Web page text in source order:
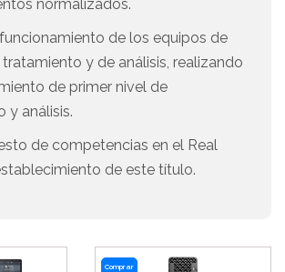
normalizados.
de los equipos de
y de análisis, realizando
de primer nivel de
y análisis.
de competencias en el Real
de este título.
Comprar